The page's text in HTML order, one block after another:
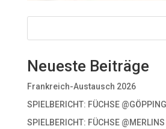
Neueste Beiträge
Frankreich-Austausch 2026
SPIELBERICHT: FÜCHSE
SPIELBERICHT: FÜCHSE